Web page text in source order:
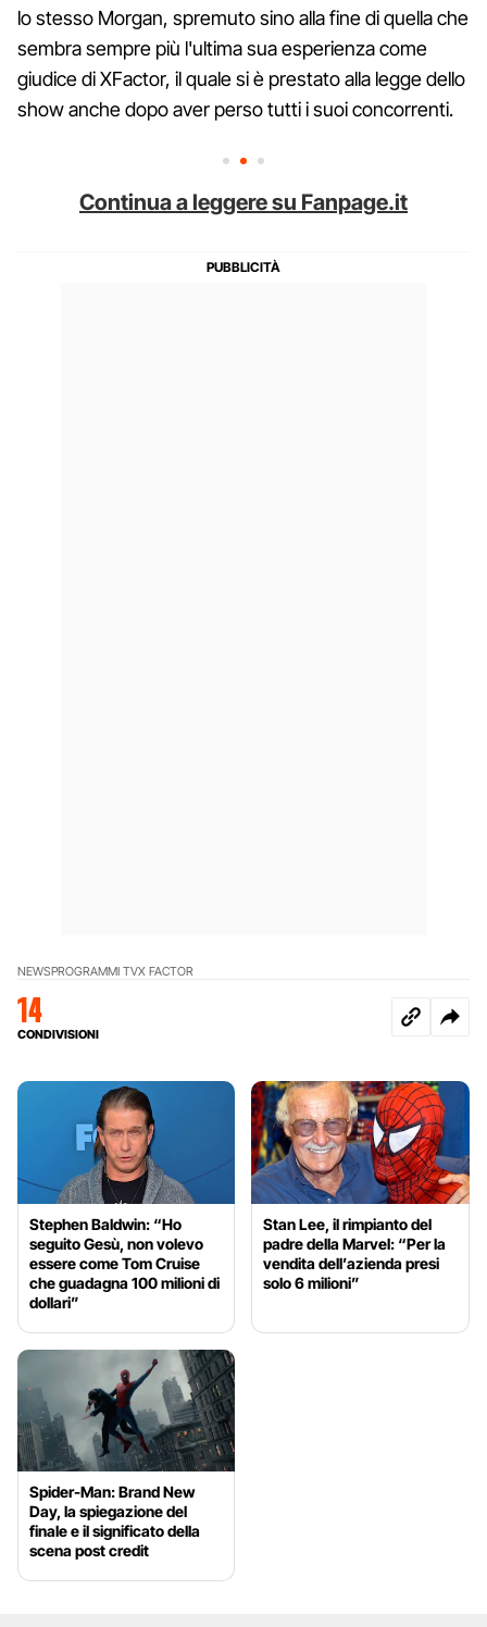
lo stesso Morgan, spremuto sino alla fine di quella che
sembra sempre più l'ultima sua esperienza come
giudice di XFactor, il quale si è prestato alla legge dello
show anche dopo aver perso tutti i suoi concorrenti.
Continua a leggere su Fanpage.it
NEWSPROGRAMMI TVX FACTOR
14
CONDIVISIONI
Stephen Baldwin: “Ho
seguito Gesù, non volevo
essere come Tom Cruise
che guadagna 100 milioni di
dollari”
Stan Lee, il rimpianto del
padre della Marvel: “Per la
vendita dell’azienda presi
solo 6 milioni”
Spider-Man: Brand New
Day, la spiegazione del
finale e il significato della
scena post credit